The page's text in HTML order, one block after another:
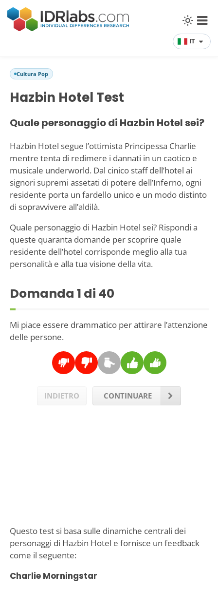
IT
Cultura Pop
Hazbin Hotel Test
Quale personaggio di Hazbin Hotel sei?
Hazbin Hotel segue l’ottimista Principessa Charlie
mentre tenta di redimere i dannati in un caotico e
musicale underworld. Dal cinico staff dell’hotel ai
signori supremi assetati di potere dell’Inferno, ogni
residente porta un fardello unico e un modo distinto
di sopravvivere all’aldilà.
Quale personaggio di Hazbin Hotel sei? Rispondi a
queste quaranta domande per scoprire quale
residente dell’hotel corrisponde meglio alla tua
personalità e alla tua visione della vita.
Domanda 1 di 40
Mi piace essere drammatico per attirare l’attenzione
delle persone.
INDIETRO CONTINUARE
Questo test si basa sulle dinamiche centrali dei
personaggi di Hazbin Hotel e fornisce un feedback
come il seguente:
Charlie Morningstar